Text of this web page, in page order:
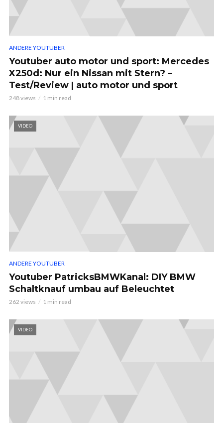
ANDERE YOUTUBER
Youtuber auto motor und sport: Mercedes
X250d: Nur ein Nissan mit Stern? –
Test/Review | auto motor und sport
248 views 1 min read
VIDEO
ANDERE YOUTUBER
Youtuber PatricksBMWKanal: DIY BMW
Schaltknauf umbau auf Beleuchtet
262 views 1 min read
VIDEO